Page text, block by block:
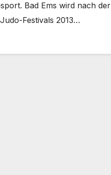
Bad Ems wird nach der
Festivals 2013…